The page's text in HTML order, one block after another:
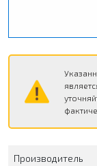
Производитель